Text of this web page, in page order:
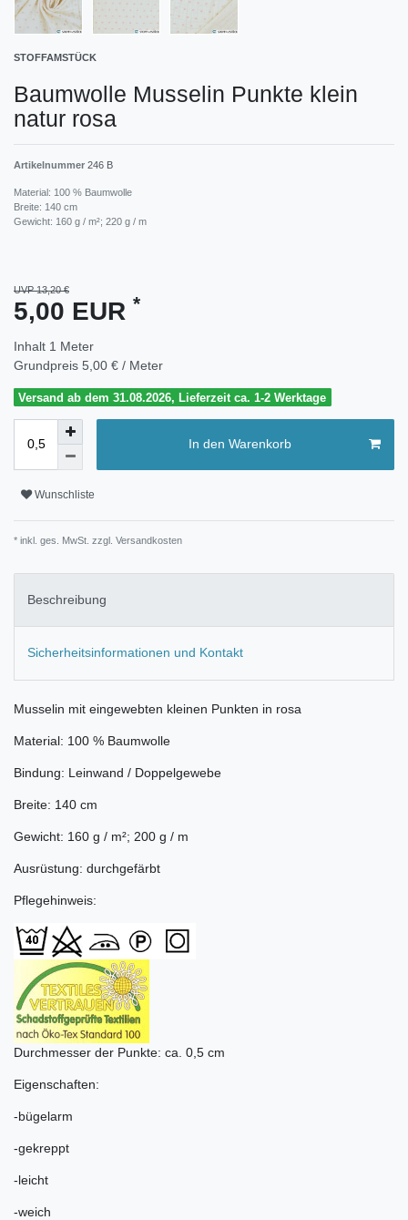
STOFFAMSTÜCK
Baumwolle Musselin Punkte klein
natur rosa
Artikelnummer 246 B
Material: 100 % Baumwolle
Breite: 140 cm
Gewicht: 160 g / m²; 220 g / m
UVP 13,20 €
5,00 EUR *
Inhalt 1 Meter
Grundpreis 5,00 € / Meter
Versand ab dem 31.08.2026, Lieferzeit ca. 1-2 Werktage
In den Warenkorb
Wunschliste
* inkl. ges. MwSt. zzgl. Versandkosten
Beschreibung
Sicherheitsinformationen und Kontakt
Musselin mit eingewebten kleinen Punkten in rosa
Material: 100 % Baumwolle
Bindung: Leinwand / Doppelgewebe
Breite: 140 cm
Gewicht: 160 g / m²; 200 g / m
Ausrüstung: durchgefärbt
Pflegehinweis:
Durchmesser der Punkte: ca. 0,5 cm
Eigenschaften:
-bügelarm
-gekreppt
-leicht
-weich